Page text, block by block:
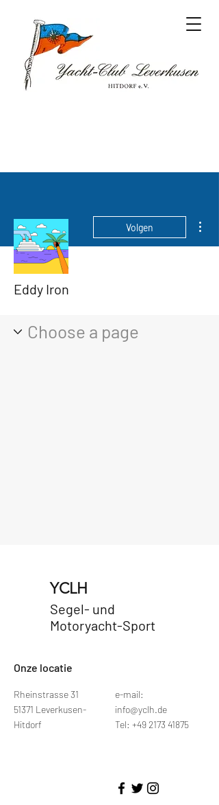
Volgen
Eddy Iron
YCLH
Segel- und
Motoryacht-Sport
Onze locatie
Rheinstrasse 31
51371 Leverkusen-
Hitdorf
e-mail:
info@yclh.de
Tel: +49 2173 41875